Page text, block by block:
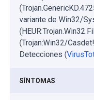
variante de Win32/
(Trojan:Win32/
Detecciones (
SÍNTOMAS